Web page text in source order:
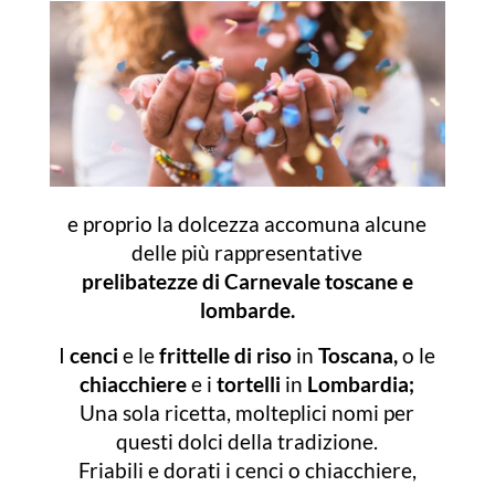
e proprio la dolcezza accomuna alcune
delle più rappresentative
prelibatezze di Carnevale toscane e
lombarde.
Icenci e lefrittelle di riso inToscana,o le
chiacchieree itortelli in Lombardia;
Una sola ricetta, molteplici nomi per
questi dolci della tradizione.
Friabili e dorati i cenci o chiacchiere,